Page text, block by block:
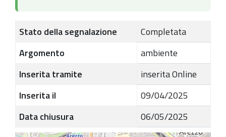
Stato della segnalazione
Completata
Argomento
ambiente
Inserita tramite
inserita Online
Inserita il
09/04/2025
Data chiusura
06/05/2025